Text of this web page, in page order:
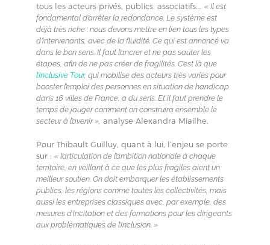
tous les acteurs privés, publics, associatifs…. « Il est
fondamental d’arrêter la redondance. Le système est
déjà très riche : nous devons mettre en lien tous les types
d’intervenants, avec de la fluidité. Ce qui est annoncé va
dans le bon sens. Il faut l’ancrer et ne pas sauter les
étapes, afin de ne pas créer de fragilités. C’est là que
l’Inclusive Tour, qui mobilise des acteurs très variés pour
booster l’emploi des personnes en situation de handicap
dans 16 villes de France, a du sens. Et il faut prendre le
temps de jauger comment on construira ensemble le
secteur à l’avenir », analyse Alexandra Miailhe.
Pour Thibault Guilluy, quant à lui, l’enjeu se porte
sur : « l’articulation de l’ambition nationale à chaque
territoire, en veillant à ce que les plus fragiles aient un
meilleur soutien. On doit embarquer les établissements
publics, les régions comme toutes les collectivités, mais
aussi les entreprises classiques avec, par exemple, des
mesures d’incitation et des formations pour les dirigeants
aux problématiques de l’inclusion. »